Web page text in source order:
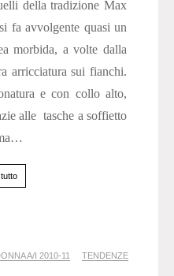
della tradizione Max
fa avvolgente quasi un
morbida, a volte dalla
arricciatura sui fianchi.
e con collo alto,
alle tasche a soffietto
A/I 2010-11
TENDENZE